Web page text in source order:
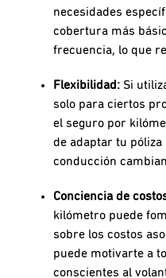
necesidades
cobertura más
frecuencia, lo que
Flexibilidad: Si
solo para ciertos
el seguro por
de adaptar tu
conducción
Conciencia de
kilómetro puede
sobre los costos
puede motivarte a
conscientes al